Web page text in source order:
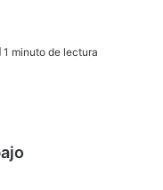
1 minuto de lectura